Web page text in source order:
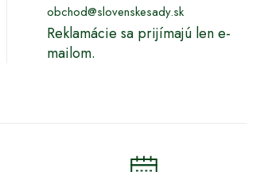
obchod@slovenskesady.sk
Reklamácie sa prijímajú len e-
mailom.